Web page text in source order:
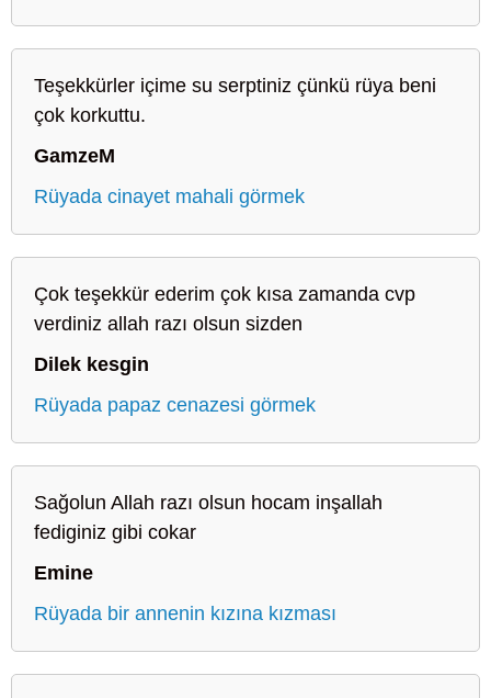
Teşekkürler içime su serptiniz çünkü rüya beni
çok korkuttu.
GamzeM
Rüyada cinayet mahali görmek
Çok teşekkür ederim çok kısa zamanda cvp
verdiniz allah razı olsun sizden
Dilek kesgin
Rüyada papaz cenazesi görmek
Sağolun Allah razı olsun hocam inşallah
fediginiz gibi cokar
Emine
Rüyada bir annenin kızına kızması